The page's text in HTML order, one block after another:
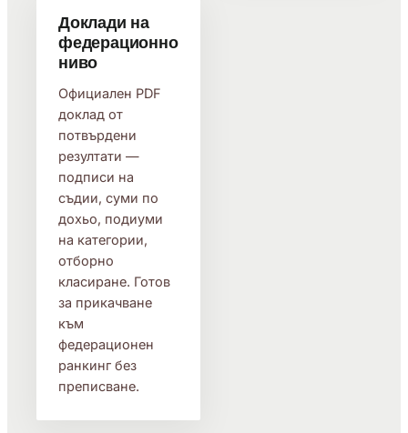
Доклади на
федерационно
ниво
Официален PDF
доклад от
потвърдени
резултати —
подписи на
съдии, суми по
дохьо, подиуми
на категории,
отборно
класиране. Готов
за прикачване
към
федерационен
ранкинг без
преписване.